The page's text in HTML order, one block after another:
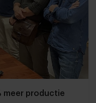
meer productie